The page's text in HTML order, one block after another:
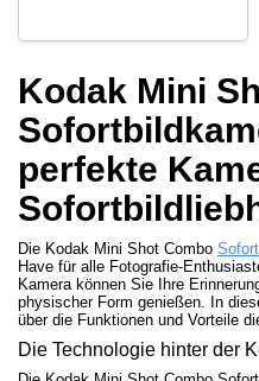
Kodak Mini
perfekte
Die Kodak Mini Shot Combo
Have für alle Fotografie-
Kamera können Sie Ihre
physischer Form genießen. In
über die Funktionen und Vorteile
Die Technologie hinter der